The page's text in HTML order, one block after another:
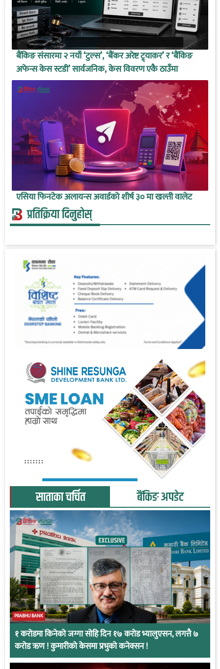
बैंकिङ संसारमा २ नयाँ ‘टुल्स’, ‘बैंकर अरेष्ट ट्र्याकर’ र ‘बैंकिङ
अफेन्स केस स्टडी’ सार्वजनिक, केस विवरण एकै ठाउँमा
एसिया फिनटेक अलायन्स अवार्डको शीर्ष ३० मा खल्ती वालेट
प्रतिक्रिया दिनुहोस्
साताका चर्चित बैंकिङ अपडेट
PRABHU BANK
१ करोडमा किनेको जग्गा सोहि दिन १७ करोड भ्यालुएसन, लगत्तै ७
करोड ऋण ! कुमारीको केसमा प्रभुको कनेक्सन !